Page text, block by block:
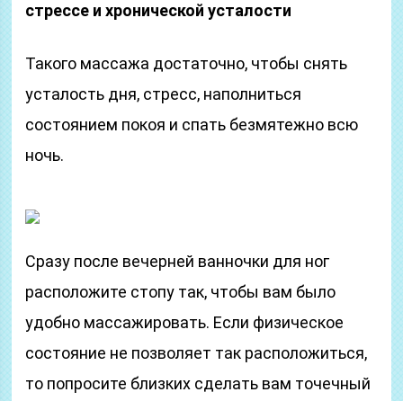
стрессе и хронической усталости
Такого массажа достаточно, чтобы снять
усталость дня, стресс, наполниться
состоянием покоя и спать безмятежно всю
ночь.
Сразу после вечерней ванночки для ног
расположите стопу так, чтобы вам было
удобно массажировать. Если физическое
состояние не позволяет так расположиться,
то попросите близких сделать вам точечный